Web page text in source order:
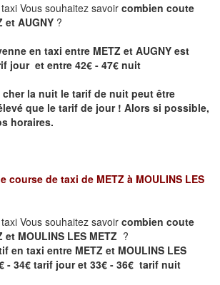
Vous souhaitez savoir combien coute
et AUGNY ?
en taxi entre METZ et AUGNY est
jour et entre 42€ - 47€ nuit
la nuit le tarif de nuit peut être
que le tarif de jour ! Alors si possible,
horaires.
course de taxi de METZ à MOULINS LES
Vous souhaitez savoir combien coute
MOULINS LES METZ ?
en taxi entre METZ et MOULINS LES
- 34€ tarif jour et 33€ - 36€ tarif nuit